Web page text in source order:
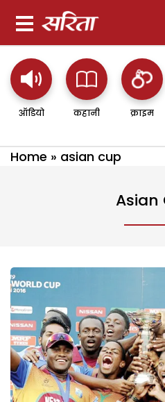
ऑडियो कहानी क्राइम
Home » asian cup
Asian